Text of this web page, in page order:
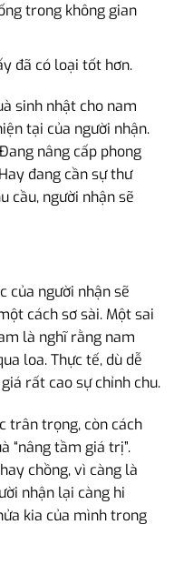
trong không gian
đã có loại tốt hơn.
sinh nhật cho nam
tại của người nhận.
nâng cấp phong
đang cần sự thư
cầu, người nhận sẽ
của người nhận sẽ
cách sơ sài. Một sai
là nghĩ rằng nam
loa. Thực tế, dù dễ
rất cao sự chỉnh chu.
trân trọng, còn cách
“nâng tầm giá trị”.
hay chồng, vì càng là
nhận lại càng hi
kia của mình trong